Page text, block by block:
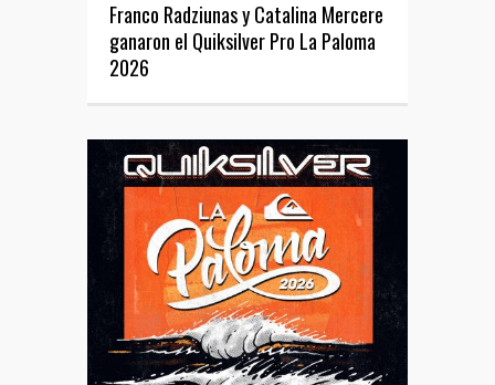
Franco Radziunas y Catalina Mercere
ganaron el Quiksilver Pro La Paloma
2026